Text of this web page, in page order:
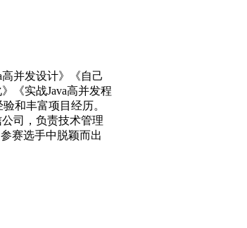
并发设计》《自己
《实战Java高并发程
和丰富项目经历。
司，负责技术管理
赛选手中脱颖而出